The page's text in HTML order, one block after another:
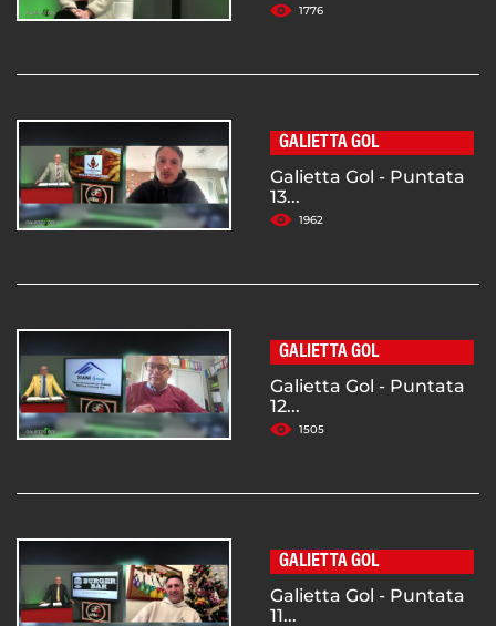
1776
GALIETTA GOL
Galietta Gol - Puntata
13...
1962
GALIETTA GOL
Galietta Gol - Puntata
12...
1505
GALIETTA GOL
Galietta Gol - Puntata
11...